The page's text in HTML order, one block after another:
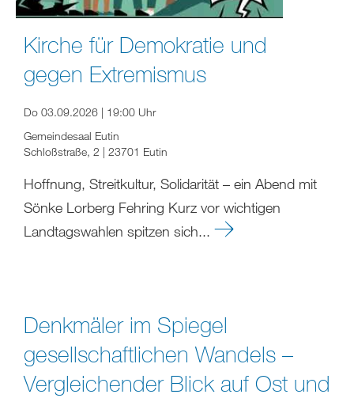
Kirche für Demokratie und
gegen Extremismus
Do 03.09.2026 | 19:00 Uhr
Gemeindesaal Eutin
Schloßstraße, 2 | 23701 Eutin
Hoffnung, Streitkultur, Solidarität – ein Abend mit
Sönke Lorberg Fehring Kurz vor wichtigen
Landtagswahlen spitzen sich...
Denkmäler im Spiegel
gesellschaftlichen Wandels –
Vergleichender Blick auf Ost und